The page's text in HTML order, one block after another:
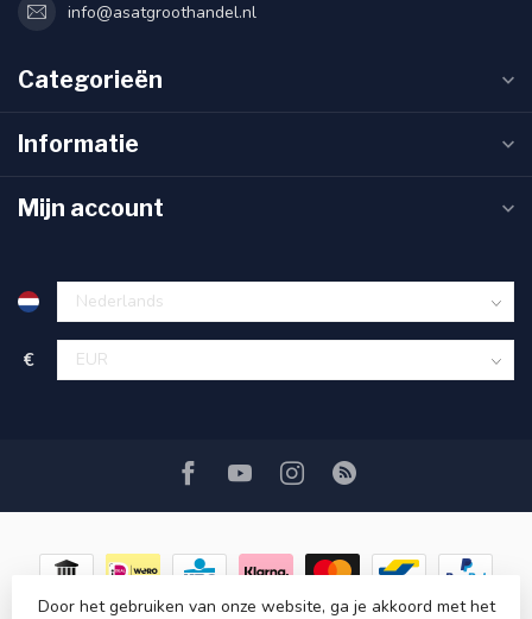
info@asatgroothandel.nl
Categorieën
Informatie
Mijn account
€
Door het gebruiken van onze website, ga je akkoord met het